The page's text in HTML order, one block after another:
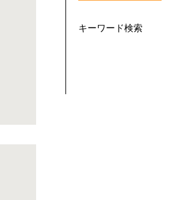
キーワード検索